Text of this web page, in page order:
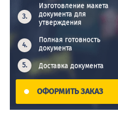
Изготовление макета
документа для
утверждения
Полная готовность
документа
Доставка документа
ОФОРМИТЬ ЗАКАЗ